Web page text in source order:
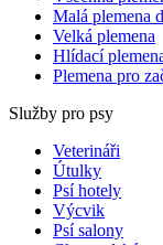
Malá plemena
Velká plemena
Hlídací
Plemena pro
Služby pro psy
Veterináři
Útulky
Psí hotely
Výcvik
Psí salony